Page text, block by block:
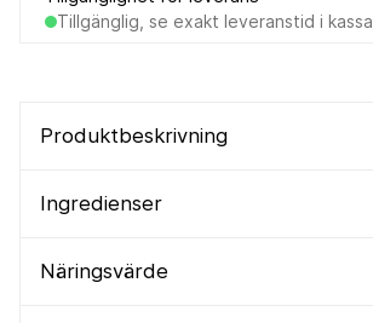
Tillgänglig, se exakt leveranstid i
Produktbeskrivning
Ingredienser
Näringsvärde